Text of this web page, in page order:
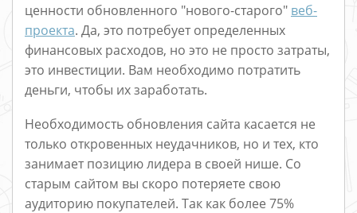
ценности обновленного "нового-старого" веб-
проекта. Да, это потребует определенных
финансовых расходов, но это не просто затраты,
это инвестиции. Вам необходимо потратить
деньги, чтобы их заработать.
Необходимость обновления сайта касается не
только откровенных неудачников, но и тех, кто
занимает позицию лидера в своей нише. Со
старым сайтом вы скоро потеряете свою
аудиторию покупателей. Так как более 75%